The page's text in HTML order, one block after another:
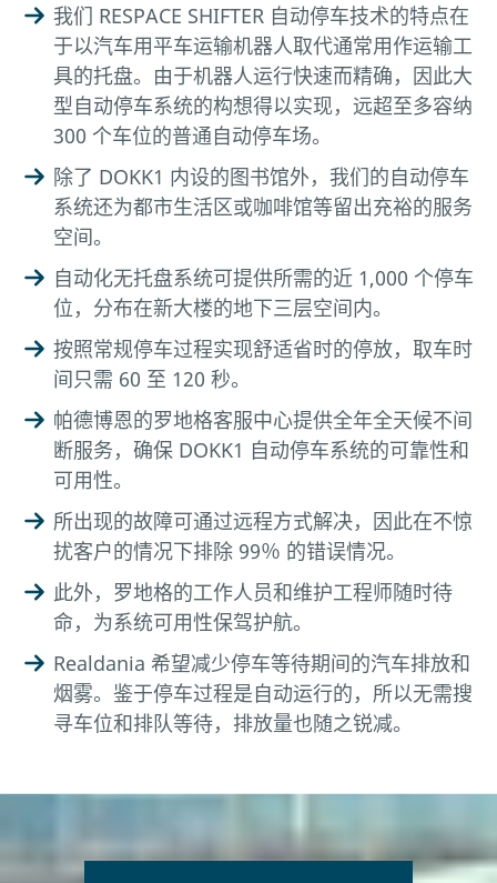
我们 RESPACE SHIFTER 自动停车技术的特点在
于以汽车用平车运输机器人取代通常用作运输工
具的托盘。由于机器人运行快速而精确，因此大
型自动停车系统的构想得以实现，远超至多容纳
300 个车位的普通自动停车场。
除了 DOKK1 内设的图书馆外，我们的自动停车
系统还为都市生活区或咖啡馆等留出充裕的服务
空间。
自动化无托盘系统可提供所需的近 1,000 个停车
位，分布在新大楼的地下三层空间内。
按照常规停车过程实现舒适省时的停放，取车时
间只需 60 至 120 秒。
帕德博恩的罗地格客服中心提供全年全天候不间
断服务，确保 DOKK1 自动停车系统的可靠性和
可用性。
所出现的故障可通过远程方式解决，因此在不惊
扰客户的情况下排除 99％ 的错误情况。
此外，罗地格的工作人员和维护工程师随时待
命，为系统可用性保驾护航。
Realdania 希望减少停车等待期间的汽车排放和
烟雾。鉴于停车过程是自动运行的，所以无需搜
寻车位和排队等待，排放量也随之锐减。